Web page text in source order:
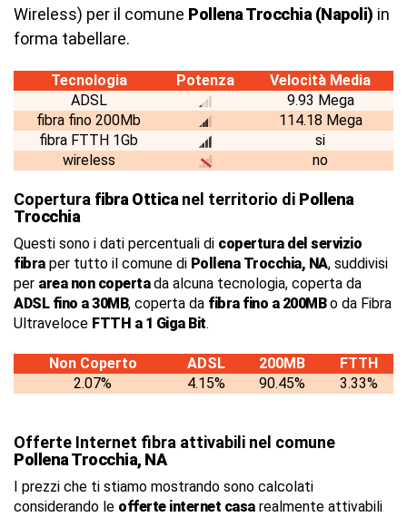
Wireless) per il comune Pollena Trocchia (Napoli) in
forma tabellare.
Tecnologia Potenza
Velocità Media
ADSL
9.93 Mega
fibra fino 200Mb
114.18 Mega
fibra FTTH 1Gb
si
wireless
no
Copertura fibra Ottica nel territorio di Pollena
Trocchia
Questi sono i dati percentuali di copertura del servizio
fibraper tutto il comune di Pollena Trocchia, NA, suddivisi
per area non copertada alcuna tecnologia, coperta da
ADSL fino a 30MB, coperta da fibra fino a 200MBo da Fibra
Ultraveloce FTTH a 1 Giga Bit.
Non Coperto ADSL 200MB
FTTH
2.07%
4.15% 90.45% 3.33%
Offerte Internet fibra attivabili nel comune
Pollena Trocchia, NA
I prezzi che ti stiamo mostrando sono calcolati
considerando le offerte internet casarealmente attivabili